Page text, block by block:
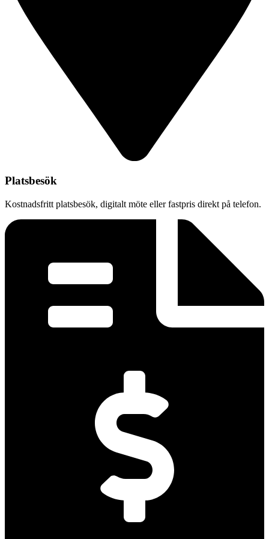
Platsbesök
Kostnadsfritt platsbesök, digitalt möte eller fastpris direkt på telefon.